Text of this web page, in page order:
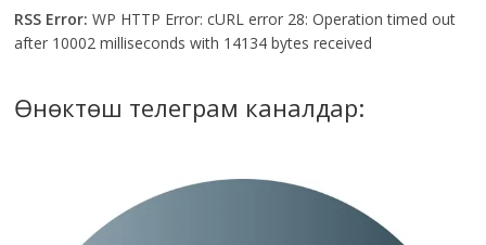
RSS Error: WP HTTP Error: cURL error 28: Operation timed out
after 10002 milliseconds with 14134 bytes received
Өнөктөш телеграм каналдар: